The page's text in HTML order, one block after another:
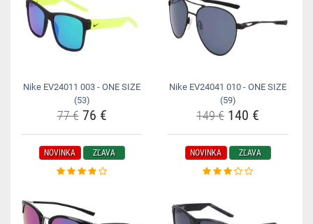
Nike EV24011 003 - ONE SIZE
(53)
77 €76 €
Nike EV24041 010 - ONE SIZE
(59)
149 € 140 €
NOVINKA ZĽAVA NOVINKA ZĽAVA